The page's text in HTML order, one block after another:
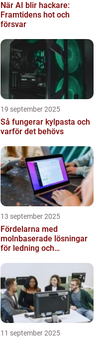
När AI blir hackare:
Framtidens hot och
försvar
19 september 2025
Så fungerar kylpasta och
varför det behövs
13 september 2025
Fördelarna med
molnbaserade lösningar
för ledning och
11 september 2025